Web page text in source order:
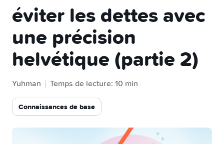
Payer
Épargner
Pilier 3a
éviter les dettes avec
une précision
helvétique (partie 2)
Yuhman Temps de lecture: 10 min
Connaissances de base